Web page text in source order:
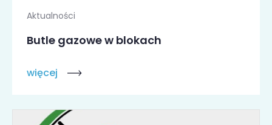
Aktualności
Butle gazowe w blokach
więcej